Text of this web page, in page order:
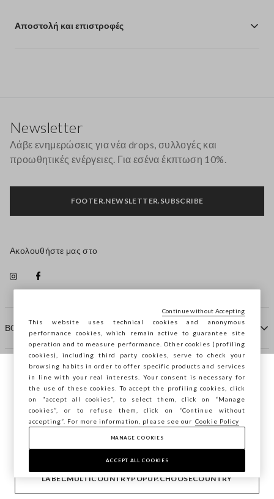
Αποστολή και επιστροφές
ΒΟΗΘΕΙΑ
ΠΡΑΚΤΟΡΕΙΟ
ΕΠΙΚΟΙΝΩΝΗΣΤΕ ΜΑΖΙ ΜΑΣ
Newsletter
Λάβε ενημερώσεις για νέα drops, συλλογές και
προωθητικές ενέργειες. Για εσένα έκπτωση 10%.
FOOTER.NEWSLETTER.SUBSCRIBE
Ακολουθήστε μας στο
Copyright © Ovs S.p.A. ΑΦΜ: 04240010274 - Εταιρικό
κεφάλαιο 290.923.470 -
Περιηγείστε στο STEFANEL Ελλάδας, θέλετε
να αποθηκεύσετε την τοποθεσία σας;
ΕΠΙΒΕΒΑΊΩΣΗ
LABEL.MULTICOUNTRYPOPUP.CHOOSECOUNTRY
footer.item.country Ελλάδα
This website uses technical cookies and anonymous
performance cookies, which remain active to guarantee site
operation and to measure performance. Other cookies (profiling
cookies), including third party cookies, serve to check your
browsing habits in order to offer specific products and services
in line with your real interests. Your consent is necessary for
the use of these cookies. To accept the profiling cookies, click
on "accept all cookies”, to select them, click on “Manage
cookies”, or to refuse them, click on “Continue without
accepting”. For more information, please see our Cookie Policy
MANAGE COOKIES
ACCEPT ALL COOKIES
Continue without Accepting